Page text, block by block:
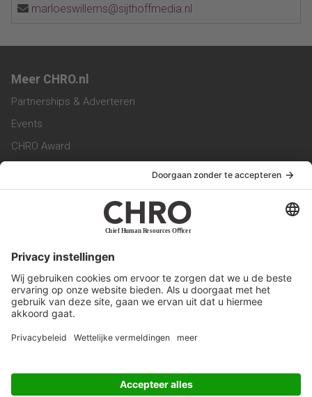
marloeswillems@sijthoffmedia.nl
Meer CHRO.nl
Partnerships & Adverteren
Events
CHRO Award
CHRO Magazine
Service & Contact
Werken bij ons
Privacy Statement
Algemene Voorwaarden